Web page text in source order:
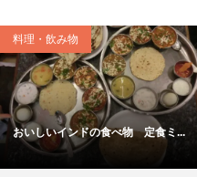
料理・飲み物
おいしいインドの食べ物 定食ミ...